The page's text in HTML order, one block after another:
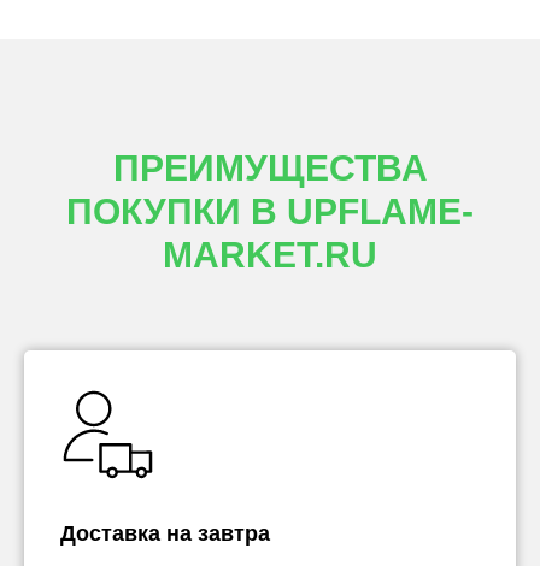
ПРЕИМУЩЕСТВА
ПОКУПКИ В UPFLAME-
MARKET.RU
Доставка на завтра